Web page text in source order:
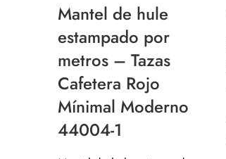
Mantel de hule
estampado por
metros – Tazas
Cafetera Rojo
Mínimal Moderno
44004-1